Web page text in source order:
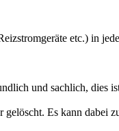
etc.) in
und sachlich, dies
Es kann dabei